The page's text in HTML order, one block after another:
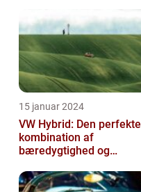
15 januar 2024
VW Hybrid: Den perfekte
kombination af
bæredygtighed og